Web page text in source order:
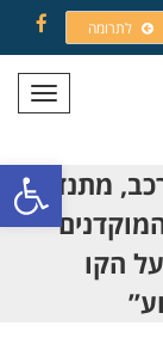
פתח
לתרומה
תפריט
מתנדב
הקו